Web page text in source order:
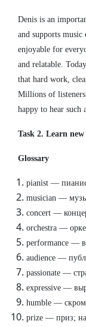
Denis is an
and supports music
enjoyable for
and relatable.
that hard work,
Millions of listeners
happy to hear such
Task 2. Learn new
Glossary
pianist —
musician —
concert —
orchestra —
performance —
audience —
passionate —
expressive —
humble —
prize — приз;